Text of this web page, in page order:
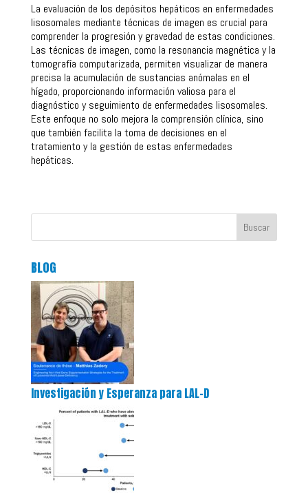
La evaluación de los depósitos hepáticos en enfermedades
lisosomales mediante técnicas de imagen es crucial para
comprender la progresión y gravedad de estas condiciones.
Las técnicas de imagen, como la resonancia magnética y la
tomografía computarizada, permiten visualizar de manera
precisa la acumulación de sustancias anómalas en el
hígado, proporcionando información valiosa para el
diagnóstico y seguimiento de enfermedades lisosomales.
Este enfoque no solo mejora la comprensión clínica, sino
que también facilita la toma de decisiones en el
tratamiento y la gestión de estas enfermedades
hepáticas.
Buscar
BLOG
Investigación y Esperanza para LAL-D